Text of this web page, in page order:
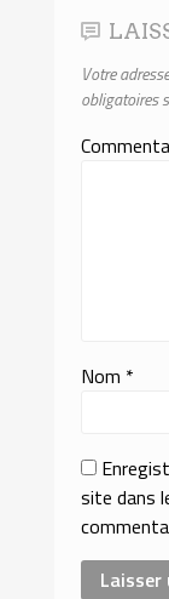
Votre
obligatoires
Nom *
site dans